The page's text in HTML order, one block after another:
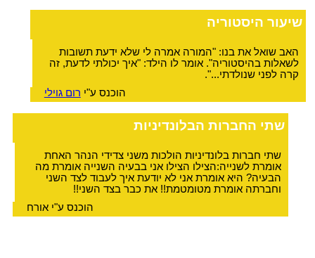
שיעור היסטוריה
האב שואל את בנו: "המורה אמרה לי שלא ידעת תשובות
לשאלות בהיסטוריה". אומר לו הילד: "איך יכולתי לדעת, זה
קרה לפני שנולדתי...".
הוכנס ע"י רום גוילי
שתי החברות הבלונדיניות
שתי חברות בלונדיניות הולכות משני צדידי הנהר האחת
אומרת לשנייה:הצילו הצילו אני בבעיה השנייה אומרת מה
הבעיה? היא אומרת אני לא יודעת איך לעבוד לצד השני
וחברתה אומרת מטומטמת!! את כבר בצד השני!!
הוכנס ע"י אורח